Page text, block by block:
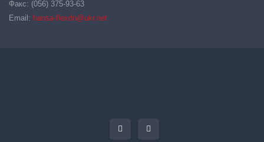
Факс: (056) 375-93-63
Email: hansa-flexdn@ukr.net